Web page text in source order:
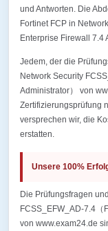
und Antworten. Die
Fortinet FCP in
Enterprise Firewall 7.4
Jedem, der die
Network Security
Administrator） von
Zertifizierungsprüfung
versprechen wir, die
erstatten.
Unsere 100%
Die Prüfungsfragen
FCSS_EFW_AD-7.4（
von www.exam24.de